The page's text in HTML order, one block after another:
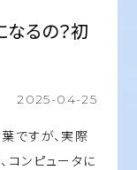
なるの？初
2025-04-25
ですが、実際
コンピュータに